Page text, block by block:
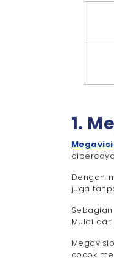
1.
Dengan
juga
Mulai
cocok